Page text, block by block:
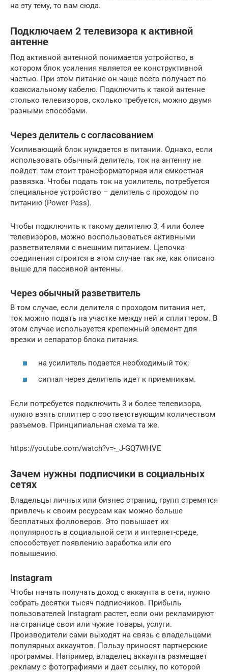
на эту тему, то вам сюда.
Подключаем 2 телевизора к активной
антенне
Под активной антенной понимается устройство, в
котором блок усиления является ее конструктивной
частью. При этом питание он чаще всего получает по
коаксиальному кабелю. Подключить к такой антенне
столько телевизоров, сколько требуется, можно двумя
разными способами.
Через делитель с согласованием
Усиливающий блок нуждается в питании. Однако, если
использовать обычный делитель, ток на антенну не
пойдет: там стоит трансформаторная или емкостная
развязка. Чтобы подать ток на усилитель, потребуется
специальное устройство – делитель с проходом по
питанию (Power Pass).
Чтобы подключить к такому делителю 3, 4 или более
телевизоров, можно воспользоваться активными
разветвителями с внешним питанием. Цепочка
соединения строится в этом случае так же, как описано
выше для пассивной антенны.
Через обычный разветвитель
В том случае, если делителя с проходом питания нет,
ток можно подать на участке между ней и сплиттером. В
этом случае используется крепежный элемент для
врезки и сепаратор блока питания.
на усилитель подается необходимый ток;
сигнал через делитель идет к приемникам.
Если потребуется подключить 3 и более телевизора,
нужно взять сплиттер с соответствующим количеством
разъемов. Принципиальная схема та же.
https://youtube.com/watch?v=-_J-GQ7WHVE
Зачем нужны подписчики в социальных
сетях
Владельцы личных или бизнес страниц, групп стремятся
привлечь к своим ресурсам как можно больше
бесплатных фолловеров. Это повышает их
популярность в социальной сети и интернет-среде,
способствует появлению заработка или его
повышению.
Instagram
Чтобы начать получать доход с аккаунта в сети, нужно
собрать десятки тысяч подписчиков. Прибыль
пользователей Instagram растет, если они рекламируют
на странице свои или чужие товары, услуги.
Производители сами выходят на связь с владельцами
популярных аккаунтов. Пользу приносят партнерские
программы. Например, владелец аккаунта размещает
рекламу с фотографиями и дает ссылку, по которой